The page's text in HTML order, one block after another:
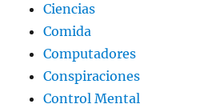
Ciencias
Comida
Computadores
Conspiraciones
Control Mental